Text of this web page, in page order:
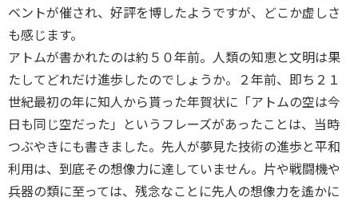
ベントが催され、好評を博したようですが、どこか虚しさ
も感じます。
アトムが書かれたのは約５０年前。人類の知恵と文明は果
たしてどれだけ進歩したのでしょうか。２年前、即ち２１
世紀最初の年に知人から貰った年賀状に「アトムの空は今
日も同じ空だった」というフレーズがあったことは、当時
つぶやきにも書きました。先人が夢見た技術の進歩と平和
利用は、到底その想像力に達していません。片や戦闘機や
兵器の類に至っては、残念なことに先人の想像力を遙かに